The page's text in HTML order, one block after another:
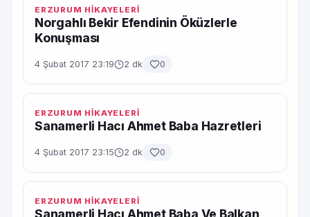
ERZURUM HİKAYELERİ
Norgahlı Bekir Efendinin Öküzlerle
Konuşması
4 Şubat 2017 23:19 2 dk 0
ERZURUM HİKAYELERİ
Sanamerli Hacı Ahmet Baba Hazretleri
4 Şubat 2017 23:15 2 dk 0
ERZURUM HİKAYELERİ
Sanamerli Hacı Ahmet Baba Ve Balkan